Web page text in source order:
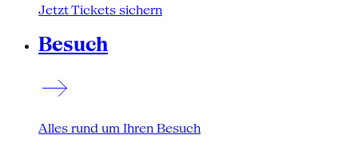
Jetzt Tickets sichern
Besuch
Alles rund um Ihren Besuch